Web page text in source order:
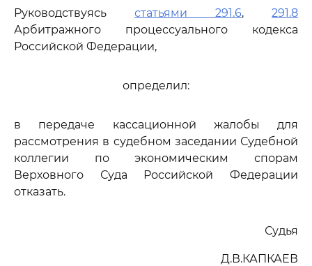
Руководствуясь статьями 291.6, 291.8
Арбитражного процессуального кодекса
Российской Федерации,
определил:
в передаче кассационной жалобы для
рассмотрения в судебном заседании Судебной
коллегии по экономическим спорам
Верховного Суда Российской Федерации
отказать.
Судья
Д.В.КАПКАЕВ